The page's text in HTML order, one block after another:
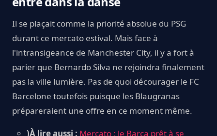
Il se plaçait comme la priorité absolue du PSG
durant ce mercato estival. Mais face à
l'intransigeance de Manchester City, il y a fort à
parier que Bernardo Silva ne rejoindra finalement
pas la ville lumière. Pas de quoi décourager le FC
Barcelone toutefois puisque les Blaugranas
prépareraient une offre en ce moment même.
)À lire aussi : Mercato : le Barça prêt à se